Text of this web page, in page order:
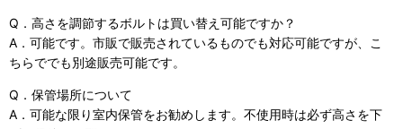
Q．高さを調節するボルトは買い替え可能ですか？
A．可能です。市販で販売されているものでも対応可能ですが、こ
ちらででも別途販売可能です。
Q．保管場所について
A．可能な限り室内保管をお勧めします。不使用時は必ず高さを下